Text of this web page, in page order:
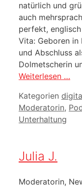
natürlich und
auch
perfekt,
Vita: Geboren in
und Abschluss
Dolmetscherin
Weiterlesen …
Kategorien
Moderatorin,
Unterhaltung
Julia J.
Moderatorin,